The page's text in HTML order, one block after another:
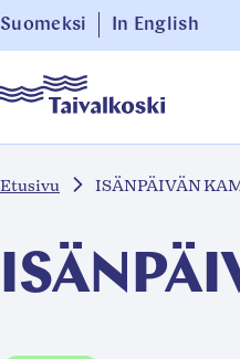
Siirry
sisältöön
Suomeksi In English
Taivalkoski
Etusivu ISÄNPÄIVÄN